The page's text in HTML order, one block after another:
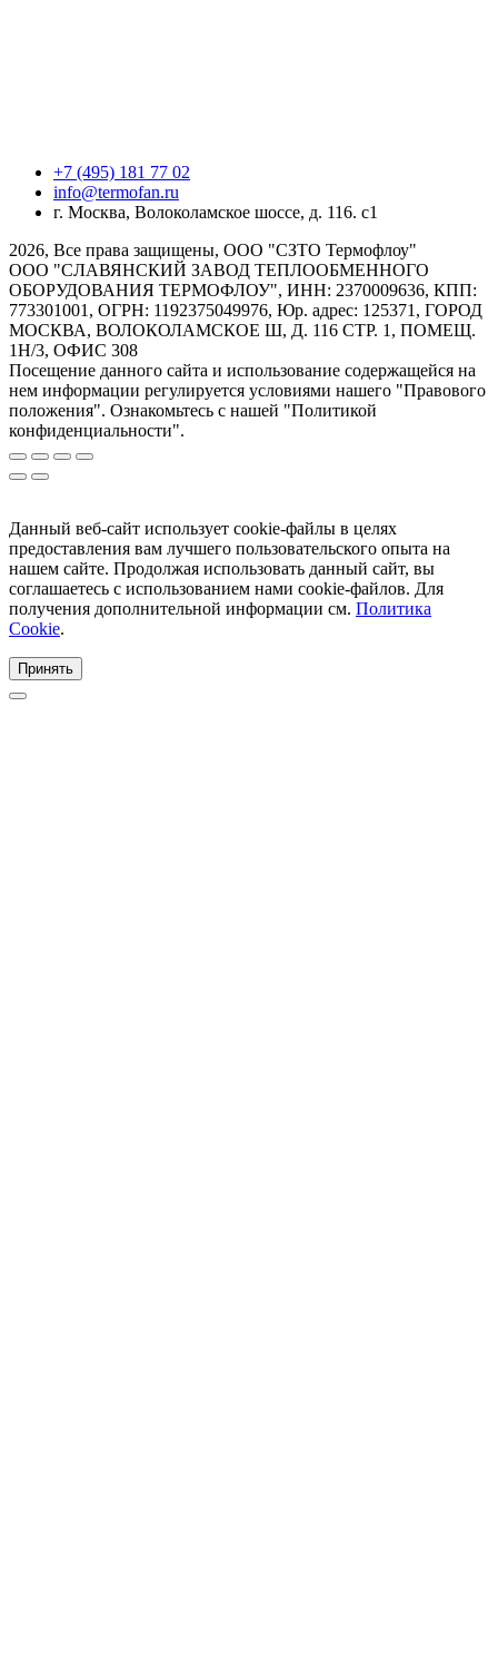
+7 (495) 181 77 02
info@termofan.ru
г. Москва, Волоколамское шоссе, д. 116. с1
2026, Все права защищены, ООО "СЗТО Термофлоу"
ООО "СЛАВЯНСКИЙ ЗАВОД ТЕПЛООБМЕННОГО
ОБОРУДОВАНИЯ ТЕРМОФЛОУ", ИНН: 2370009636, КПП:
773301001, ОГРН: 1192375049976, Юр. адрес: 125371, ГОРОД
МОСКВА, ВОЛОКОЛАМСКОЕ Ш, Д. 116 СТР. 1, ПОМЕЩ.
1Н/3, ОФИС 308
Посещение данного сайта и использование содержащейся на
нем информации регулируется условиями нашего "Правового
положения". Ознакомьтесь с нашей "Политикой
конфиденциальности".
Данный веб-сайт использует cookie-файлы в целях
предоставления вам лучшего пользовательского опыта на
нашем сайте. Продолжая использовать данный сайт, вы
соглашаетесь с использованием нами cookie-файлов. Для
получения дополнительной информации см. Политика
Cookie.
Принять